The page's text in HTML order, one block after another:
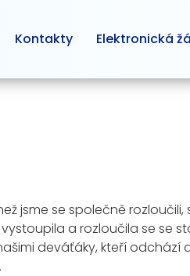
Kontakty Elektronická
jsme se společně rozloučili,
a rozloučila se se
deváťáky, kteří